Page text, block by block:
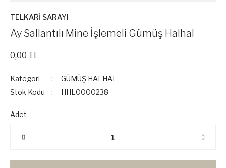
TELKARİ SARAYI
Ay Sallantılı Mine İşlemeli Gümüş Halhal
0,00 TL
Kategori
GÜMÜŞ HALHAL
Stok Kodu
HHL0000238
Adet